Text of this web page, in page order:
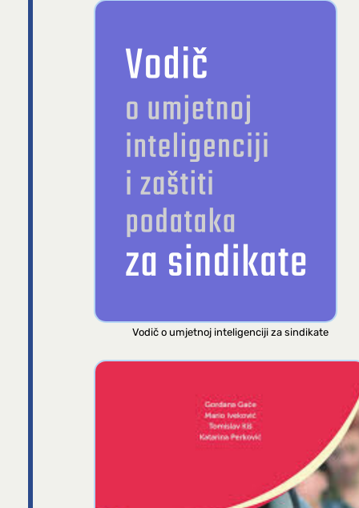
Vodič o umjetnoj inteligenciji za sindikate